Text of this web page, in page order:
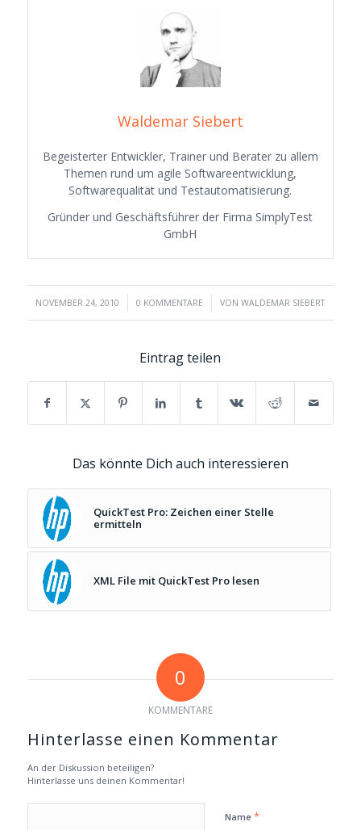
Waldemar Siebert
Begeisterter Entwickler, Trainer und Berater zu allem
Themen rund um agile Softwareentwicklung,
Softwarequalität und Testautomatisierung.
Gründer und Geschäftsführer der Firma SimplyTest
GmbH
NOVEMBER 24, 2010
/ 0 KOMMENTARE
/ VONWALDEMAR SIEBERT
Eintrag teilen
Das könnte Dich auch interessieren
QuickTest Pro: Zeichen einer Stelle
ermitteln
XML File mit QuickTest Pro lesen
0
KOMMENTARE
Hinterlasse einen Kommentar
An der Diskussion beteiligen?
Hinterlasse uns deinen Kommentar!
Name *